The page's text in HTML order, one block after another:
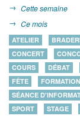
Cette semaine
Ce mois
ATELIER
CONCERT
COURS
DÉBAT
FÊTE
FORMATION
SÉANCE
SPORT
STAGE